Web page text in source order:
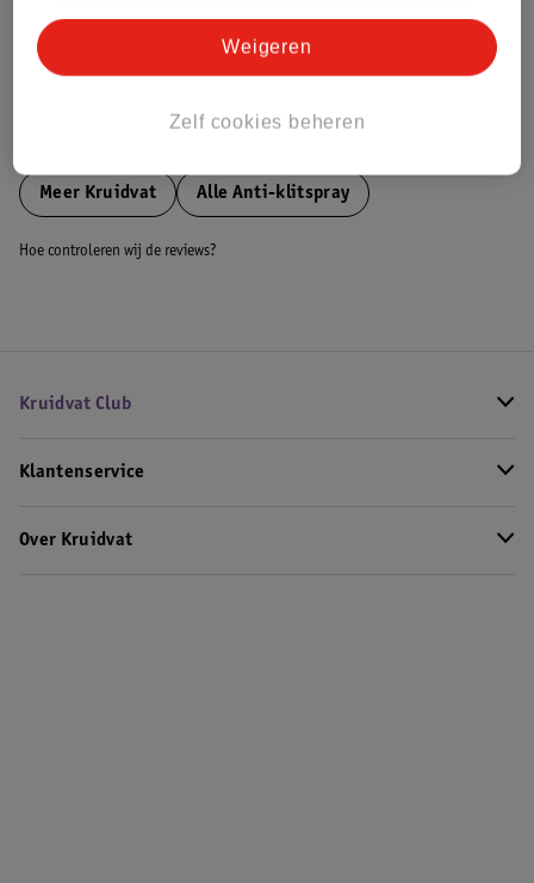
Bestel & Bezorginformatie
Meer Kruidvat Alle Anti-klitspray
Hoe controleren wij de reviews?
Kruidvat Club
Klantenservice
Over Kruidvat
Zelf cookies beheren
Weigeren